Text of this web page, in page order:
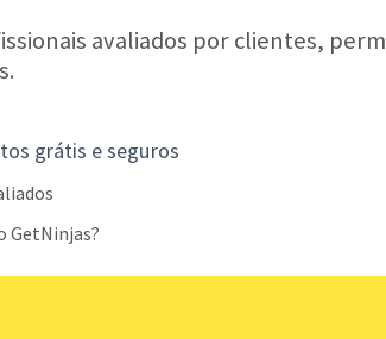
avaliados por clientes,
grátis e seguros
GetNinjas?